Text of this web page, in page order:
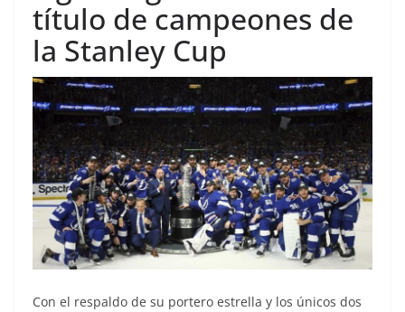
título de campeones de
la Stanley Cup
Con el respaldo de su portero estrella y los únicos dos